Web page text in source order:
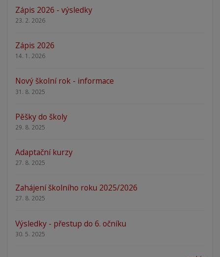
Zápis 2026 - výsledky
23. 2. 2026
Zápis 2026
14. 1. 2026
Nový školní rok - informace
31. 8. 2025
Pěšky do školy
29. 8. 2025
Adaptační kurzy
27. 8. 2025
Zahájení školního roku 2025/2026
27. 8. 2025
Výsledky - přestup do 6. očníku
30. 5. 2025